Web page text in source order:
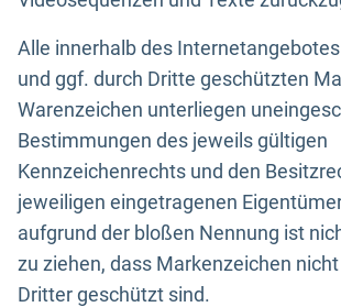
Alle innerhalb des
und ggf. durch Dritte geschützten
Warenzeichen unterliegen
Bestimmungen des jeweils gültigen
Kennzeichenrechts und den
jeweiligen eingetragenen
aufgrund der bloßen Nennung ist
zu ziehen, dass Markenzeichen
Dritter geschützt sind.